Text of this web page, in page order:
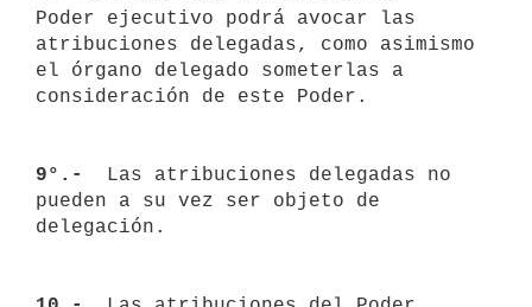
Poder ejecutivo podrá avocar las
atribuciones delegadas, como asimismo
el órgano delegado someterlas a
consideración de este Poder.
9°.-
Las atribuciones delegadas no
pueden a su vez ser objeto de
delegación.